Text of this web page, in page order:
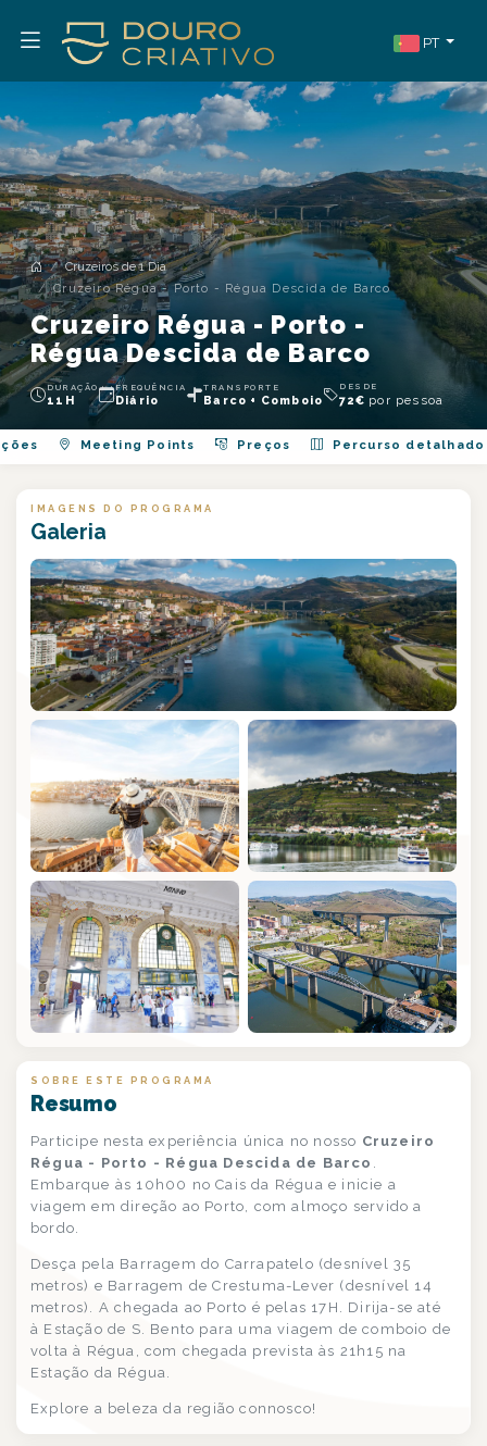
PT
Cruzeiros de 1 Dia
Cruzeiro Régua - Porto - Régua Descida de Barco
Cruzeiro Régua - Porto -
Régua Descida de Barco
DURAÇÃO
11H
FREQUÊNCIA
Diário
TRANSPORTE
Barco + Comboio
DESDE
72€ por pessoa
Meeting Points Preços Percurso detalhado
IMAGENS DO PROGRAMA
Galeria
SOBRE ESTE PROGRAMA
Resumo
Participe nesta experiência única no nosso Cruzeiro
Régua - Porto - Régua Descida de Barco
Embarque às 10h00 no Cais da Régua e inicie a
viagem em direção ao Porto, com almoço servido a
bordo.
Desça pela Barragem do Carrapatelo (desnível 35
metros) e Barragem de Crestuma-Lever (desnível 14
metros). A chegada ao Porto é pelas 17H. Dirija-se até
à Estação de S. Bento para uma viagem de comboio de
volta à Régua, com chegada prevista às 21h15 na
Estação da Régua.
Explore a beleza da região connosco!